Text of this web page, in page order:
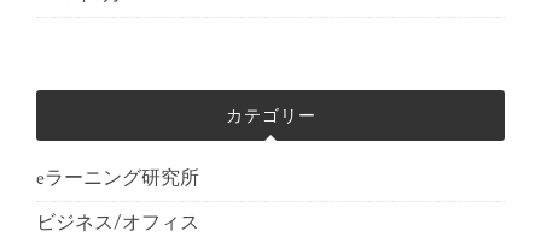
カテゴリー
eラーニング研究所
ビジネス/オフィス